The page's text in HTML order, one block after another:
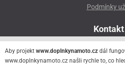
Podmínky
Kontakt
Přeloučská
530 06 Pardubice -
Aby projekt www.doplnkynamoto.cz dál
www.doplnkynamoto.cz našli rychle to, co